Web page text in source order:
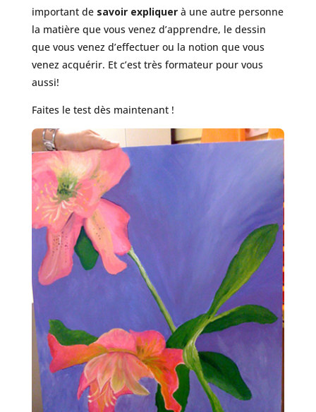
important de savoir expliquerà une autre personne
la matière que vous venez d’apprendre, le dessin
que vous venez d’effectuer ou la notion que vous
venez acquérir. Et c’est très formateur pour vous
aussi!
Faites le test dès maintenant !